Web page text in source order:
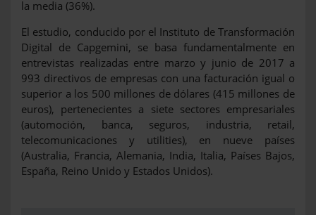
la media (36%).
El estudio, conducido por el Instituto de Transformación
Digital de Capgemini, se basa fundamentalmente en
entrevistas realizadas entre marzo y junio de 2017 a
993 directivos de empresas con una facturación igual o
superior a los 500 millones de dólares (415 millones de
euros), pertenecientes a siete sectores empresariales
(automoción, banca, seguros, industria, retail,
telecomunicaciones y utilities), en nueve países
(Australia, Francia, Alemania, India, Italia, Países Bajos,
España, Reino Unido y Estados Unidos).